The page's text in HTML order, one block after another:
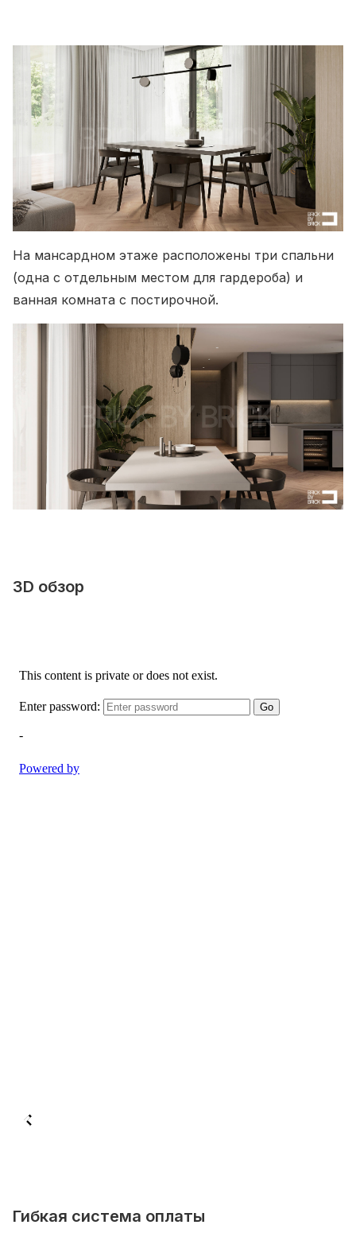
На мансардном этаже расположены три спальни
(одна с отдельным местом для гардероба) и
ванная комната с постирочной.
3D обзор
Гибкая система оплаты